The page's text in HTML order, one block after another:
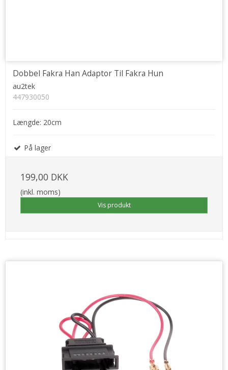
Dobbel Fakra Han Adaptor Til Fakra Hun
au2tek
447930050
Længde: 20cm
På lager
199,00 DKK
(inkl. moms)
Vis produkt